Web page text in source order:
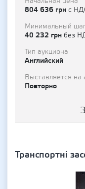
804 636 грн с
Минимальный
40 232 грн без
Тип аукциона
Английский
Выставляется на
Повторно
Транспортні